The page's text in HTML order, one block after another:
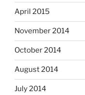
April 2015
November 2014
October 2014
August 2014
July 2014